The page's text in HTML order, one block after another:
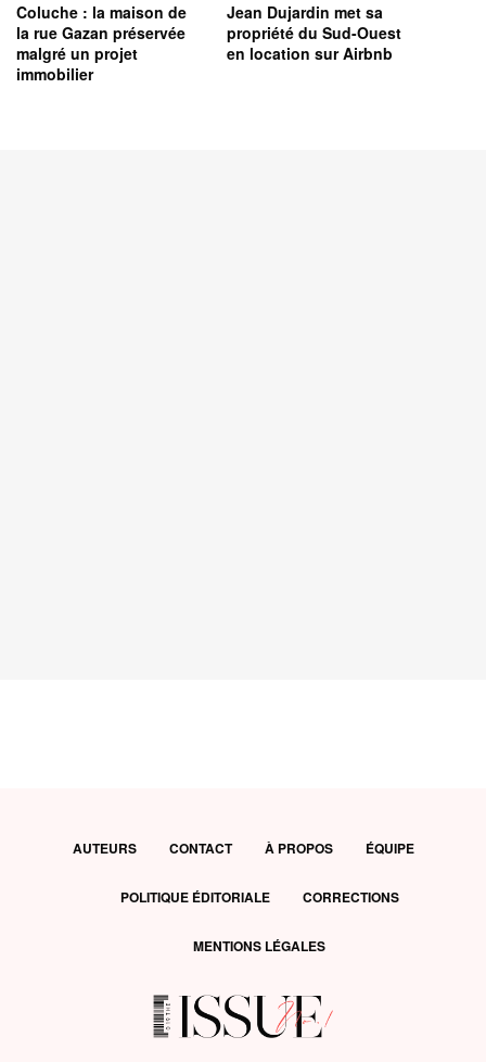
Coluche : la maison de
la rue Gazan préservée
malgré un projet
immobilier
Jean Dujardin met sa
propriété du Sud-Ouest
en location sur Airbnb
AUTEURS CONTACT À PROPOS ÉQUIPE
POLITIQUE ÉDITORIALE CORRECTIONS
MENTIONS LÉGALES